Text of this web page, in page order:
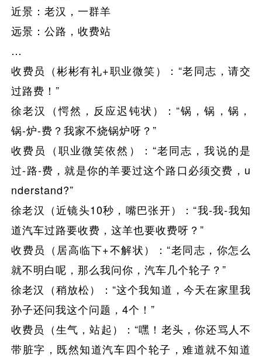
近景：老汉，一群羊
远景：公路，收费站
…
收费员（彬彬有礼+职业微笑）：“老同志，请交
过路费！”
徐老汉（愕然，反应迟钝状）：“锅，锅，锅，
锅-炉-费？我家不烧锅炉呀？”
收费员（职业微笑依然）：“老同志，我说的是
过-路-费，就是你的羊要过这个路口必须交费，u
nderstand?”
徐老汉（近镜头10秒，嘴巴张开）：“我-我-我知
道汽车过路要收费，这羊也要收费呀？”
收费员（居高临下+不解状）：“老同志，你怎么
就不明白呢，那么我问你，汽车几个轮子？”
徐老汉（稍放松）：“这个我知道，今天在家里我
孙子还问我这个问题，4个！”
收费员（生气，站起）：“嘿！老头，你还骂人不
带脏字，既然知道汽车四个轮子，难道就不知道